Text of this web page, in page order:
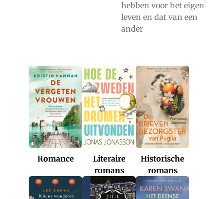
hebben voor het eigen
leven en dat van een
ander
Romance
Literaire
romans
Historische
romans